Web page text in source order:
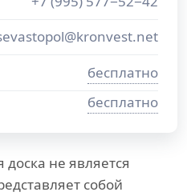
не является
собой
бесплатно
бесплатно